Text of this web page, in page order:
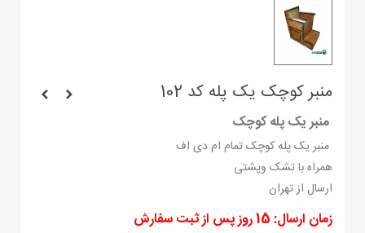
منبر کوچک یک پله کد 102
منبر یک پله کوچک
منبر یک پله کوچک تمام ام دی اف
همراه با تشک وپشتی
ارسال از تهران
زمان ارسال: 15 روز پس از ثبت سفارش